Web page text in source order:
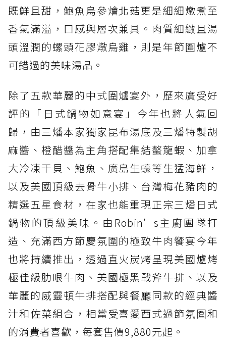
既鮮且甜，鮑魚烏參燴北菇更是細細燉煮至
香氣滿溢，口感與層次兼具。肉質細緻且湯
頭溫潤的螺頭花膠燉烏雞，則是年節圍爐不
可錯過的美味湯品。
除了五款華麗的中式圍爐宴外，歷來廣受好
評的「日式鍋物如意宴」今年也將人氣回
歸，由三燔本家獨家昆布湯底及三燔特製胡
麻醬、橙醋醬為主角搭配集結螯龍蝦、加拿
大冷凍干貝、鮑魚、廣島生蠔等生猛海鮮，
以及美國頂級去骨牛小排、台灣梅花豬肉的
精選五星食材，在家也能重現正宗三燔日式
鍋物的頂級美味。由Robin’s主廚團隊打
造、充滿西方節慶氛圍的極致牛肉饗宴今年
也將持續推出，透過直火炭烤呈現美國爐烤
極佳級肋眼牛肉、美國極黑戰斧牛排、以及
華麗的威靈頓牛排搭配與餐廳同款的經典醬
汁和佐菜組合，相當受喜愛西式過節氛圍和
的消費者喜歡，每套售價9,880元起。